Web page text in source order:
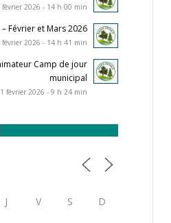
février 2026 - 14 h 00 min
Février et Mars 2026
février 2026 - 14 h 41 min
Camp de jour
municipal
février 2026 - 9 h 24 min
J V S D